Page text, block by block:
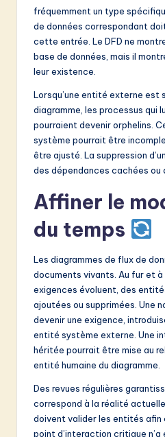
fréquemment un type
de données correspondant
cette entrée. Le DFD ne
base de données, mais il
leur existence.
Lorsqu’une entité externe est
diagramme, les processus qui
pourraient devenir orphelins.
système pourrait être
être ajusté. La suppression
des dépendances cachées
Affiner le
du temps
Les diagrammes de flux de
documents vivants. Au fur et à
exigences évoluent, des
ajoutées ou supprimées. Une
devenir une exigence,
entité système externe. Une
héritée pourrait être mise au
entité humaine du diagramme.
Des revues régulières
correspond à la réalité
doivent valider les entités afin
point d’interaction critique